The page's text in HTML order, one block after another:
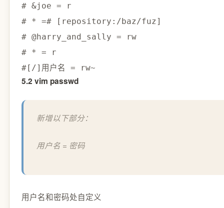
# &joe = r
# * =# [repository:/baz/fuz]
# @harry_and_sally = rw
# * = r
# [ /] 用户名 = rw~
5.2 vim passwd
新增以下部分：
用户名 = 密码
用户名和密码处自定义